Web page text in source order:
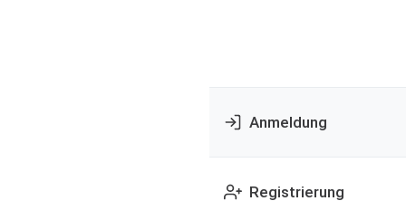
Anmeldung
Registrierung